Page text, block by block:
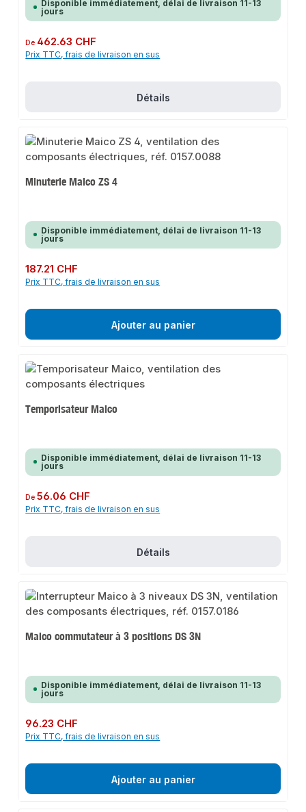
Disponible immédiatement, délai de livraison 11-13
jours
Prix régulier :
De 462.63 CHF
Prix TTC, frais de livraison en sus
Détails
Minuterie Maico ZS 4
Disponible immédiatement, délai de livraison 11-13
jours
Prix régulier :
187.21 CHF
Prix TTC, frais de livraison en sus
Ajouter au panier
Temporisateur Maico
Disponible immédiatement, délai de livraison 11-13
jours
Prix régulier :
De56.06 CHF
Prix TTC, frais de livraison en sus
Détails
Maico commutateur à 3 positions DS 3N
Disponible immédiatement, délai de livraison 11-13
jours
Prix régulier :
96.23 CHF
Prix TTC, frais de livraison en sus
Ajouter au panier